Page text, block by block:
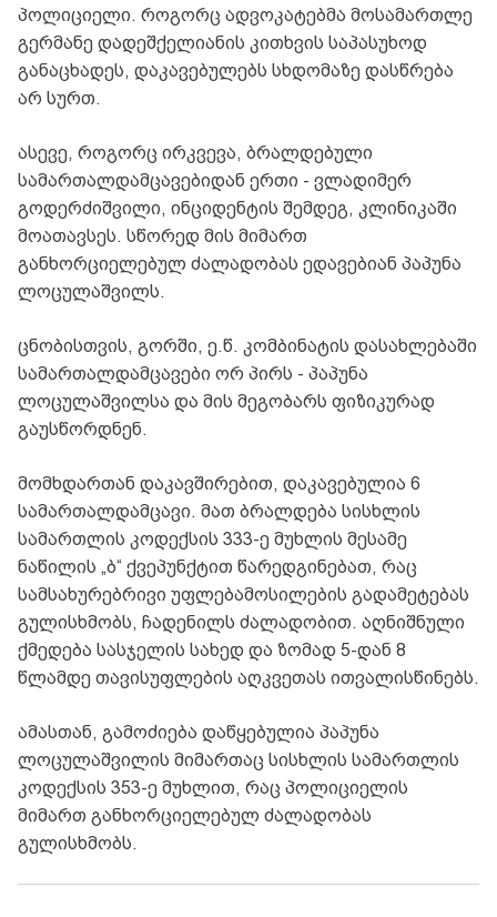
პოლიციელი. როგორც ადვოკატებმა მოსამართლე
გერმანე დადეშქელიანის კითხვის საპასუხოდ
განაცხადეს, დაკავებულებს სხდომაზე დასწრება
არ სურთ.
ასევე, როგორც ირკვევა, ბრალდებული
სამართალდამცავებიდან ერთი - ვლადიმერ
გოდერძიშვილი, ინციდენტის შემდეგ, კლინიკაში
მოათავსეს. სწორედ მის მიმართ
განხორციელებულ ძალადობას ედავებიან პაპუნა
ლოცულაშვილს.
ცნობისთვის, გორში, ე.წ. კომბინატის დასახლებაში
სამართალდამცავები ორ პირს - პაპუნა
ლოცულაშვილსა და მის მეგობარს ფიზიკურად
გაუსწორდნენ.
მომხდართან დაკავშირებით, დაკავებულია 6
სამართალდამცავი. მათ ბრალდება სისხლის
სამართლის კოდექსის 333-ე მუხლის მესამე
ნაწილის „ბ“ ქვეპუნქტით წარედგინებათ, რაც
სამსახურებრივი უფლებამოსილების გადამეტებას
გულისხმობს, ჩადენილს ძალადობით. აღნიშნული
ქმედება სასჯელის სახედ და ზომად 5-დან 8
წლამდე თავისუფლების აღკვეთას ითვალისწინებს.
ამასთან, გამოძიება დაწყებულია პაპუნა
ლოცულაშვილის მიმართაც სისხლის სამართლის
კოდექსის 353-ე მუხლით, რაც პოლიციელის
მიმართ განხორციელებულ ძალადობას
გულისხმობს.